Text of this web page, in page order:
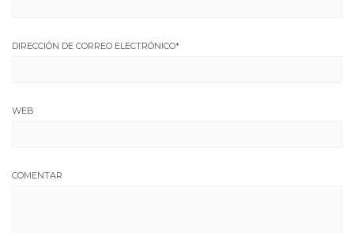
DIRECCIÓN DE CORREO ELECTRÓNICO*
WEB
COMENTAR